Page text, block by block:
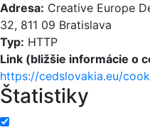
Adresa: Creative Europe
32, 811 09 Bratislava
Typ: HTTP
Link (bližšie informácie o
https://cedslovakia.eu/
Štatistiky